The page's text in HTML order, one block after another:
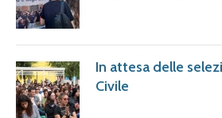
In attesa delle
Civile